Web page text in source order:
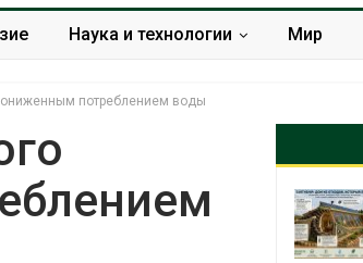
Наука и технологии Мир
потреблением воды
Банановые стебли в
Бангладеш превращают в